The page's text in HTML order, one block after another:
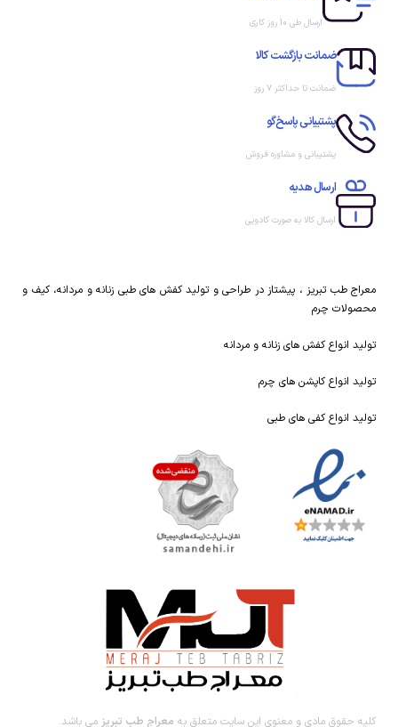
ارسال طی 10 روز کاری
ضمانت بازگشت کالا
ضمانت تا حداکثر ۷ روز
پشتیبانی پاسخ‌گو
پشتیبانی و مشاوره فروش
ارسال هدیه
ارسال کالا به صورت کادویی
معراج طب تبریز ، پیشتاز در طراحی و تولید کفش های طبی زنانه و مردانه، کیف و
محصولات چرم
تولید انواع کفش های زنانه و مردانه
تولید انواع کاپشن های چرم
تولید انواع کفی های طبی
کلیه حقوق مادی و معنوی این سایت متعلق به معراج طب تبریز می باشد.